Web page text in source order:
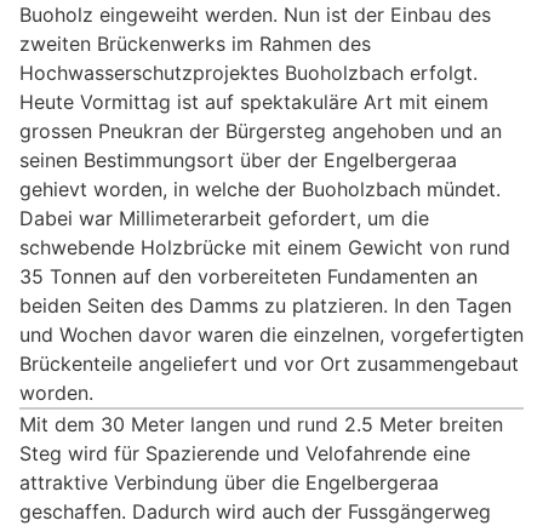
Buoholz eingeweiht werden. Nun ist der Einbau des
zweiten Brückenwerks im Rahmen des
Hochwasserschutzprojektes Buoholzbach erfolgt.
Heute Vormittag ist auf spektakuläre Art mit einem
grossen Pneukran der Bürgersteg angehoben und an
seinen Bestimmungsort über der Engelbergeraa
gehievt worden, in welche der Buoholzbach mündet.
Dabei war Millimeterarbeit gefordert, um die
schwebende Holzbrücke mit einem Gewicht von rund
35 Tonnen auf den vorbereiteten Fundamenten an
beiden Seiten des Damms zu platzieren. In den Tagen
und Wochen davor waren die einzelnen, vorgefertigten
Brückenteile angeliefert und vor Ort zusammengebaut
worden.
Mit dem 30 Meter langen und rund 2.5 Meter breiten
Steg wird für Spazierende und Velofahrende eine
attraktive Verbindung über die Engelbergeraa
geschaffen. Dadurch wird auch der Fussgängerweg